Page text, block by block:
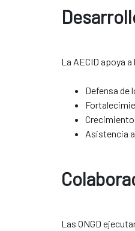
La AECID apoya
Defensa de
Asistencia
Las ONGD